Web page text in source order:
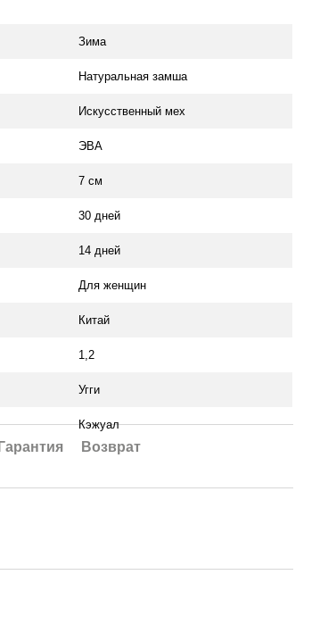
Зима
Натуральная замша
Искусственный мех
ЭВА
7 см
30 дней
14 дней
Для женщин
Китай
1,2
Угги
Кэжуал
Гарантия Возврат